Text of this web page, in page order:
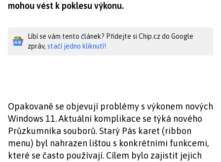
mohou vést k poklesu výkonu.
Líbí se vám tento článek? Přidejte si Chip.cz do Google
zpráv, stačí jedno kliknutí!
Opakovaně se objevují problémy s výkonem nových
Windows 11. Aktuální komplikace se týká nového
Průzkumníka souborů. Starý Pás karet (ribbon
menu) byl nahrazen lištou s konkrétními funkcemi,
které se často používají. Cílem bylo zajistit jejich